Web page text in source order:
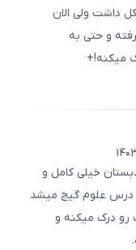
داشت ولی الان
و حتی به
میکنه!+
خیلی کامل و
درس علوم گیج میشد
رو درک میکنه و